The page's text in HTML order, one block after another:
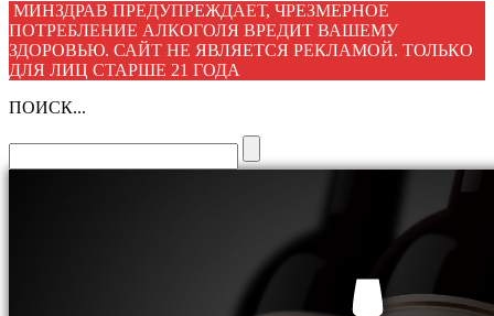
МИНЗДРАВ ПРЕДУПРЕЖДАЕТ, ЧРЕЗМЕРНОЕ
ПОТРЕБЛЕНИЕ АЛКОГОЛЯ ВРЕДИТ ВАШЕМУ
ЗДОРОВЬЮ. САЙТ НЕ ЯВЛЯЕТСЯ РЕКЛАМОЙ. ТОЛЬКО
ДЛЯ ЛИЦ СТАРШЕ 21 ГОДА
ПОИСК...